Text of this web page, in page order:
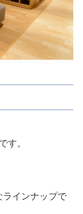
す。
インナップで